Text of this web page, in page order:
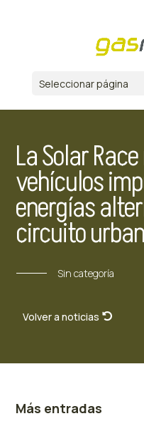
Seleccionar página
La Solar
vehículos
energías
circuito
Sin categoría
Volver a noticias
Más entradas